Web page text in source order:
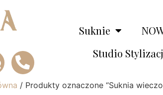
Suknie
Studio
/ Produkty oznaczone “Suknia